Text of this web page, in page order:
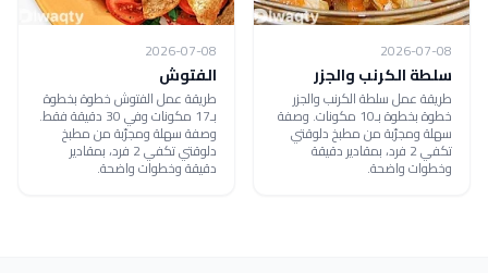
2026-07-08
سلطة الكرنب والجزر
طريقة عمل سلطة الكرنب والجزر
خطوة بخطوة بـ10 مكونات. وصفة
سهلة ومجرّبة من مطبخ دلوقتي
تكفي 2 فرد، بمقادير دقيقة
وخطوات واضحة.
2026-07-08
الفتوش
طريقة عمل الفتوش خطوة بخطوة
بـ17 مكونات وفي 30 دقيقة فقط.
وصفة سهلة ومجرّبة من مطبخ
دلوقتي تكفي 2 فرد، بمقادير
دقيقة وخطوات واضحة.